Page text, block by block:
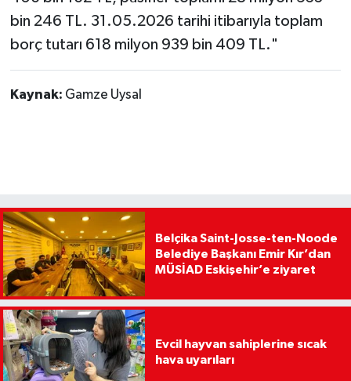
bin 246 TL. 31.05.2026 tarihi itibarıyla toplam
borç tutarı 618 milyon 939 bin 409 TL."
Kaynak: Gamze Uysal
Belçika Saint-Josse-ten-Noode
Belediye Başkanı Emir Kır’dan
MÜSİAD Eskişehir’e ziyaret
Evcil hayvan sahiplerine sıcak
hava uyarıları